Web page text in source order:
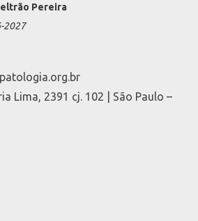
Pereira
2027
Lima, 2391 cj. 102 | São Paulo –